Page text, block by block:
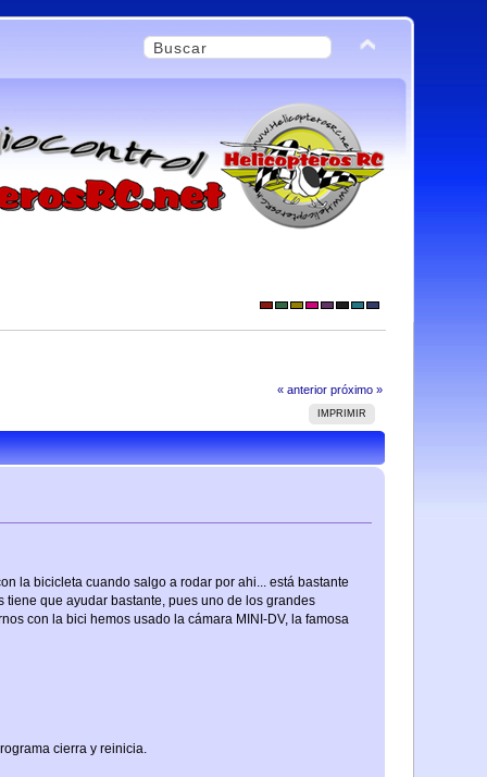
« anterior próximo »
IMPRIMIR
la bicicleta cuando salgo a rodar por ahi... está bastante
que ayudar bastante, pues uno de los grandes
con la bici hemos usado la cámara MINI-DV, la famosa
cierra y reinicia.